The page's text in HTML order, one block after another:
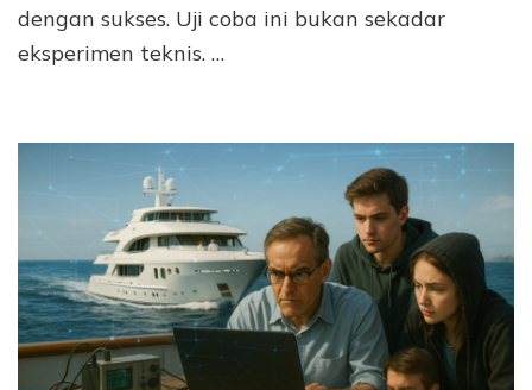
dengan sukses. Uji coba ini bukan sekadar
eksperimen teknis. …